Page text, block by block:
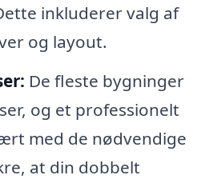
inkluderer valg af
og layout.
De fleste bygninger
og et professionelt
med de nødvendige
at din dobbelt